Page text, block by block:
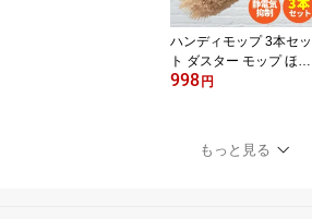
ハンディモップ 3本セッ
ト ダスター モップ ほこ
り取り はたき 静電気抑
しゃれ かわいい 大掃除
引っ越し 新生活 フック
998 円
もっと見る